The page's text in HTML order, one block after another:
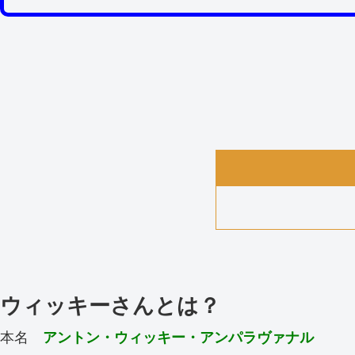
ウィッキーさんとは？
本名 アントン・ウィッキー・アンパラヴァナル